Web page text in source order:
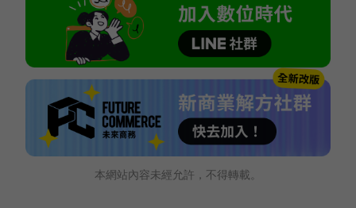
本網站內容未經允許，不得轉載。